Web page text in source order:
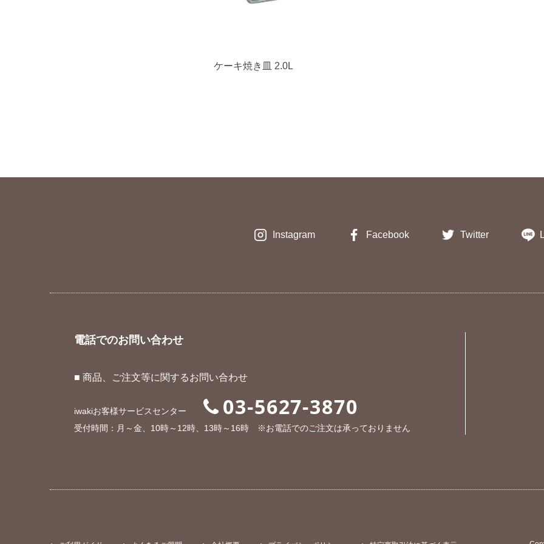
ケーキ焼き皿 2.0L
Instagram Facebook Twitter
電話でのお問い合わせ
■ 商品、ご注文等に関するお問い合わせ
iwakiお客様サービスセンター 03-5627-3870
受付時間：月～金、10時～12時、13時～16時 ※お電話でのご注文は承っておりません